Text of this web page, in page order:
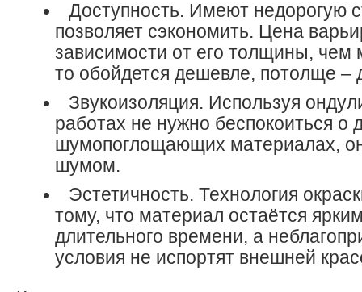
Доступность. Имеют недорогую
позволяет сэкономить. Цена
зависимости от его толщины, чем
то обойдется дешевле, потолще –
Звукоизоляция. Используя
работах не нужно беспокоиться о
шумопоглощающих материалах,
шумом.
Эстетичность. Технология
тому, что материал остаётся
длительного времени, а
условия не испортят внешней